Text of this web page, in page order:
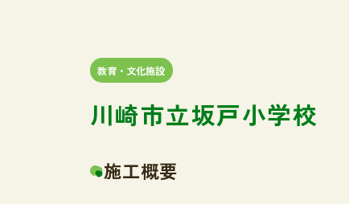
教育・文化施設
川崎市立坂戸小学校
施工概要